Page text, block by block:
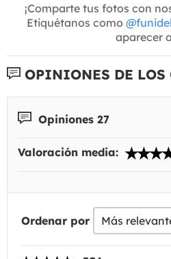
¡Comparte tus fotos con
Etiquétanos como
aparecer
OPINIONES DE LOS
Opiniones 27
Valoración media:
Ordenar por